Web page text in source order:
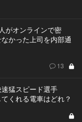
がオンラインで密
かった上司を内部通
13
猛スピード選手
くれる電車はどれ？